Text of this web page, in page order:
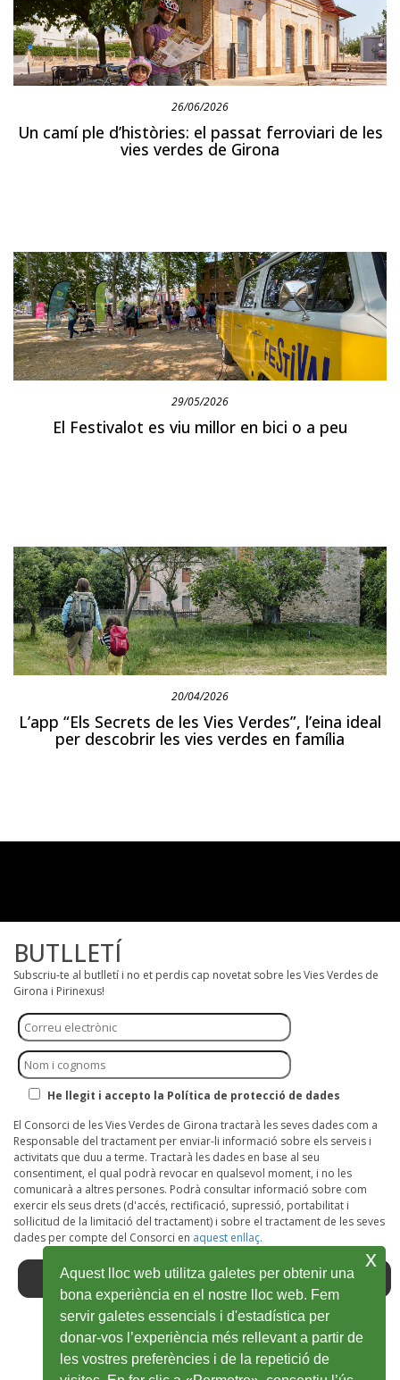
26/06/2026
Un camí ple d’històries: el passat ferroviari de les
vies verdes de Girona
29/05/2026
El Festivalot es viu millor en bici o a peu
20/04/2026
L’app “Els Secrets de les Vies Verdes”, l’eina ideal
per descobrir les vies verdes en família
BUTLLETÍ
Subscriu-te al butlletí i no et perdis cap novetat sobre les Vies Verdes de
Girona i Pirinexus!
He llegit i accepto la Política de protecció de dades
El Consorci de les Vies Verdes de Girona tractarà les seves dades com a
Responsable del tractament per enviar-li informació sobre els serveis i
activitats que duu a terme. Tractarà les dades en base al seu
consentiment, el qual podrà revocar en qualsevol moment, i no les
comunicarà a altres persones. Podrà consultar informació sobre com
exercir els seus drets (d'accés, rectificació, supressió, portabilitat i
sol·licitud de la limitació del tractament) i sobre el tractament de les seves
dades per compte del Consorci en aquest enllaç.
Facebook
ObreTwitter
ObreYoutube
ObreInstagram
ObreWikiloc
Obre
Aquest lloc web utilitza galetes per obtenir una
bona experiència en el nostre lloc web. Fem
servir galetes essencials i d'estadística per
donar-vos l’experiència més rellevant a partir de
les vostres preferències i de la repetició de
x